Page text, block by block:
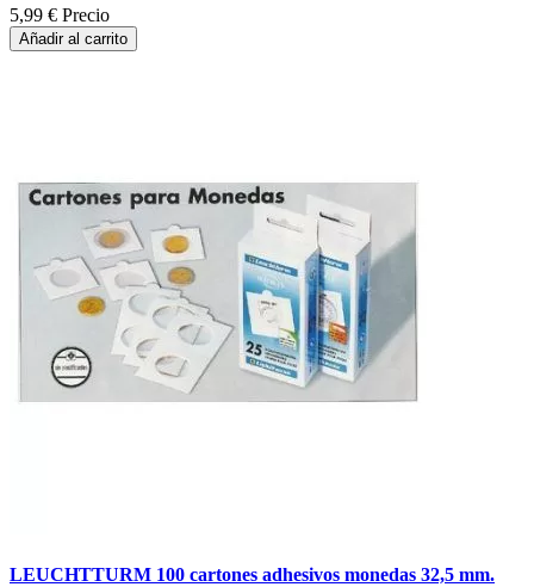
5,99 € Precio
Añadir al carrito
LEUCHTTURM 100 cartones adhesivos monedas 32,5 mm.